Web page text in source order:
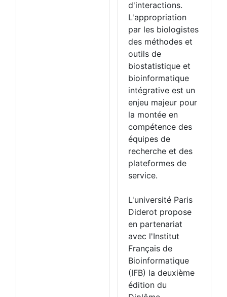
d'interactions.
L'appropriation
par les biologistes
des méthodes et
outils de
biostatistique et
bioinformatique
intégrative est un
enjeu majeur pour
la montée en
compétence des
équipes de
recherche et des
plateformes de
service.
L'université Paris
Diderot propose
en partenariat
avec l'Institut
Français de
Bioinformatique
(IFB) la deuxième
édition du